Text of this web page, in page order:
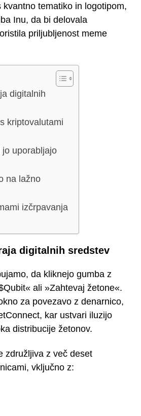
tematiko in logotipom,
Inu, da bi delovala
priljubljenost meme
digitalnih
kriptovalutami
uporabljajo
na lažno
izčrpavanja
digitalnih sredstev
da kliknejo gumba z
ali »Zahtevaj žetone«.
za povezavo z denarnico,
kar ustvari iluzijo
distribucije žetonov.
združljiva z več deset
vključno z: